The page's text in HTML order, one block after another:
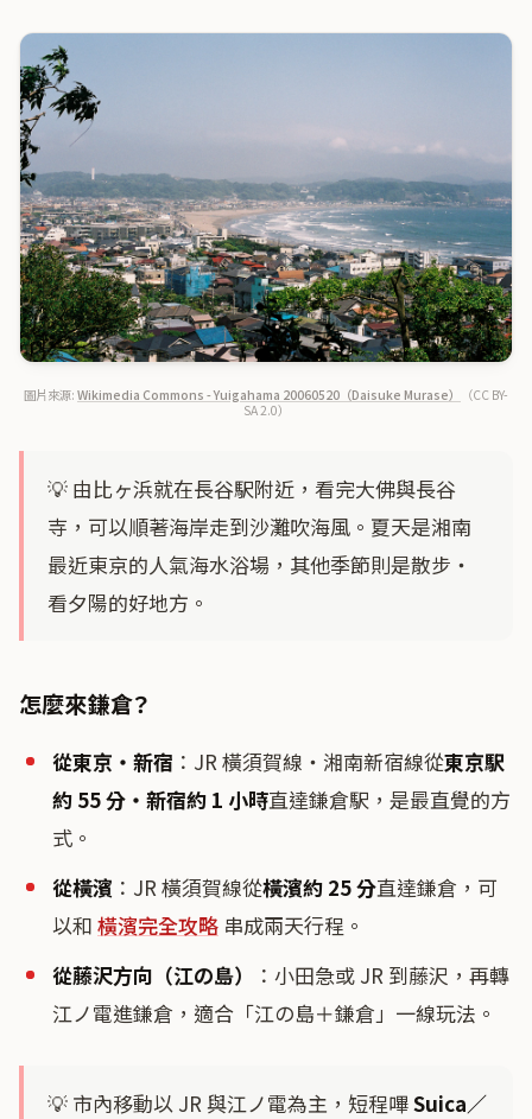
圖片來源: Wikimedia Commons - Yuigahama 20060520（Daisuke Murase）
（CC BY-
SA 2.0）
💡 由比ヶ浜就在長谷駅附近，看完大佛與長谷
寺，可以順著海岸走到沙灘吹海風。夏天是湘南
最近東京的人氣海水浴場，其他季節則是散步・
看夕陽的好地方。
怎麼來鎌倉？
從東京・新宿 ：JR 橫須賀線・湘南新宿線從東京駅
約 55 分・新宿約 1 小時直達鎌倉駅，是最直覺的方
式。
從橫濱 ：JR 橫須賀線從橫濱約 25 分直達鎌倉，可
以和 橫濱完全攻略 串成兩天行程。
從藤沢方向（江の島）
：小田急或 JR 到藤沢，再轉
江ノ電進鎌倉，適合「江の島＋鎌倉」一線玩法。
💡 市內移動以 JR 與江ノ電為主，短程嗶Suica／